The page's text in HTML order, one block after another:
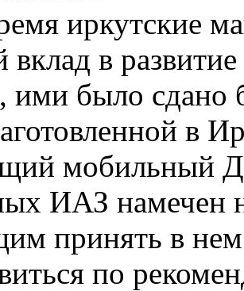
иркутские
вклад в
ими было сдано
в
мобильный
ИАЗ намечен
принять в нем
по